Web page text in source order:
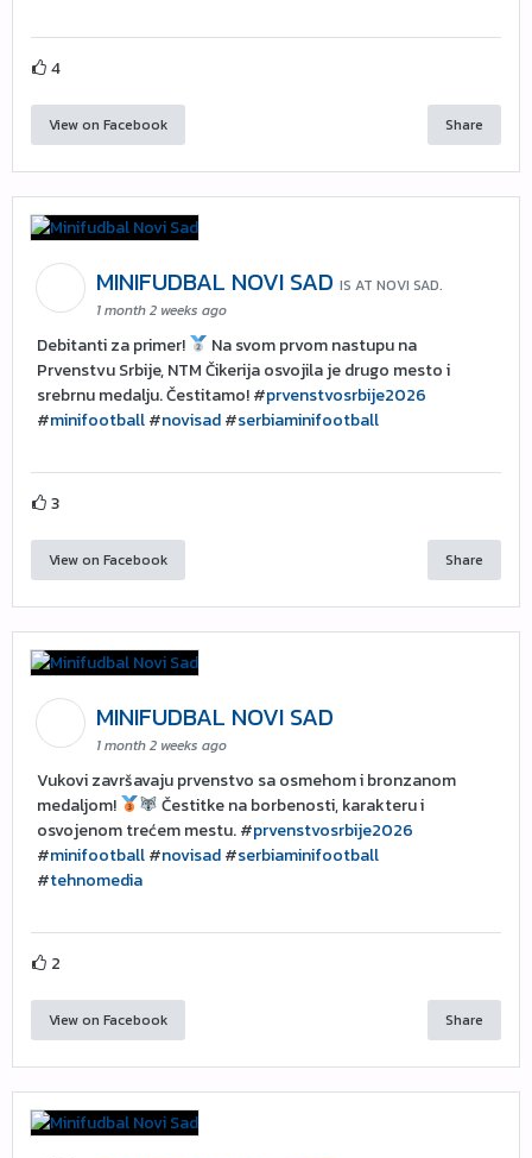
4
View on Facebook Share
MINIFUDBAL NOVI SAD IS AT NOVI SAD.
1 month 2 weeks ago
Debitanti za primer!
Na svom prvom nastupu na
Prvenstvu Srbije, NTM Čikerija osvojila je drugo mesto i
srebrnu medalju. Čestitamo! #prvenstvosrbije2026
#minifootball#novisad#serbiaminifootball
3
View on Facebook Share
MINIFUDBAL NOVI SAD
1 month 2 weeks ago
Vukovi završavaju prvenstvo sa osmehom i bronzanom
medaljom!
Čestitke na borbenosti, karakteru i
osvojenom trećem mestu. #prvenstvosrbije2026
#minifootball#novisad#serbiaminifootball
#tehnomedia
2
View on Facebook Share